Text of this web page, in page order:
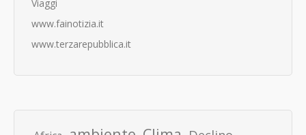
Viaggi
www.fainotizia.it
www.terzarepubblica.it